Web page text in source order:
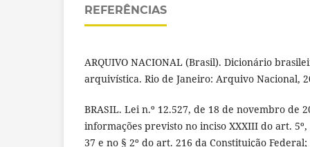
REFERÊNCIAS
ARQUIVO NACIONAL (Brasil). Dicionário
arquivística. Rio de Janeiro: Arquivo Nacional,
BRASIL. Lei n.º 12.527, de 18 de novembro de
informações previsto no inciso XXXIII do art.
37 e no § 2º do art. 216 da Constituição